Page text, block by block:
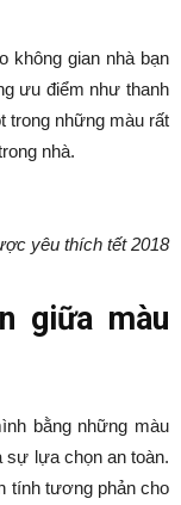
không gian nhà bạn
ưu điểm như thanh
trong những màu rất
nhà.
yêu thích tết 2018
giữa màu
bằng những màu
sự lựa chọn an toàn.
tính tương phản cho